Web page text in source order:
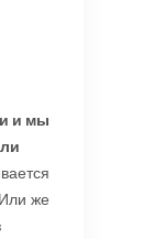
и мы
же